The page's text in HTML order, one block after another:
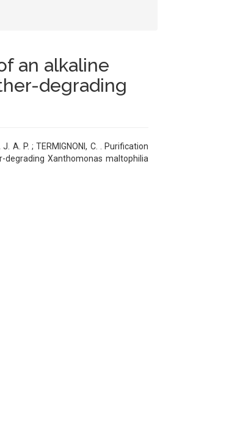
an alkaline
degrading
J. A. P. ; TERMIGNONI, C. . Purification
Xanthomonas maltophilia